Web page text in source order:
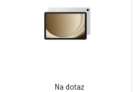
produktivitu, nech sa už
nachádzaš kdekoľvek. Vďaka
brilantnému displeju a
vylepšenému bezdrôtovému
Na dotaz